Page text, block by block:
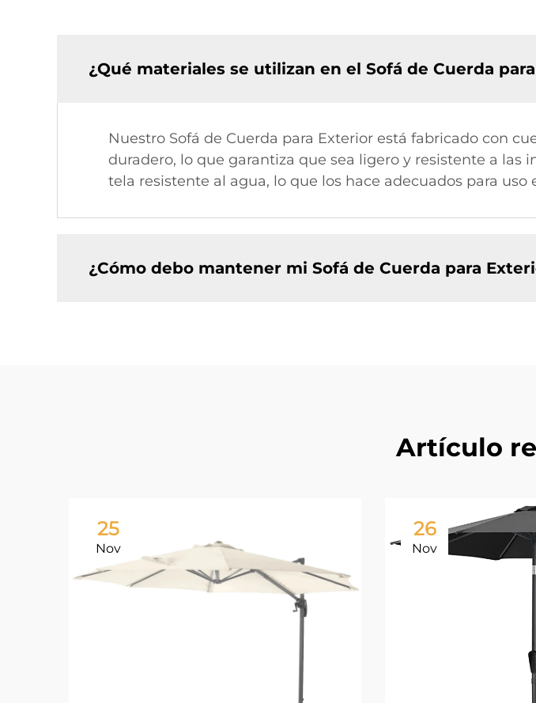
¿Qué materiales se utilizan en el Sofá de Cuerda
Nuestro Sofá de Cuerda para Exterior está fabricado con
duradero, lo que garantiza que sea ligero y resistente a las
tela resistente al agua, lo que los hace adecuados para uso
¿Cómo debo mantener mi Sofá de Cuerda para
Artículo
25
Nov
26
Nov